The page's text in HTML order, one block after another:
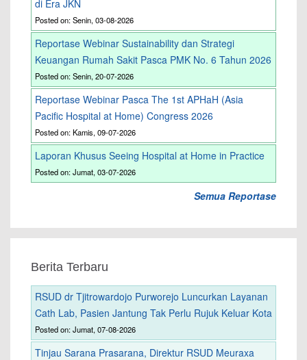
di Era JKN
Posted on: Senin, 03-08-2026
Reportase Webinar Sustainability dan Strategi
Keuangan Rumah Sakit Pasca PMK No. 6 Tahun 2026
Posted on: Senin, 20-07-2026
Reportase Webinar Pasca The 1st APHaH (Asia
Pacific Hospital at Home) Congress 2026
Posted on: Kamis, 09-07-2026
Laporan Khusus Seeing Hospital at Home in Practice
Posted on: Jumat, 03-07-2026
Semua Reportase
Berita Terbaru
RSUD dr Tjitrowardojo Purworejo Luncurkan Layanan
Cath Lab, Pasien Jantung Tak Perlu Rujuk Keluar Kota
Posted on: Jumat, 07-08-2026
Tinjau Sarana Prasarana, Direktur RSUD Meuraxa